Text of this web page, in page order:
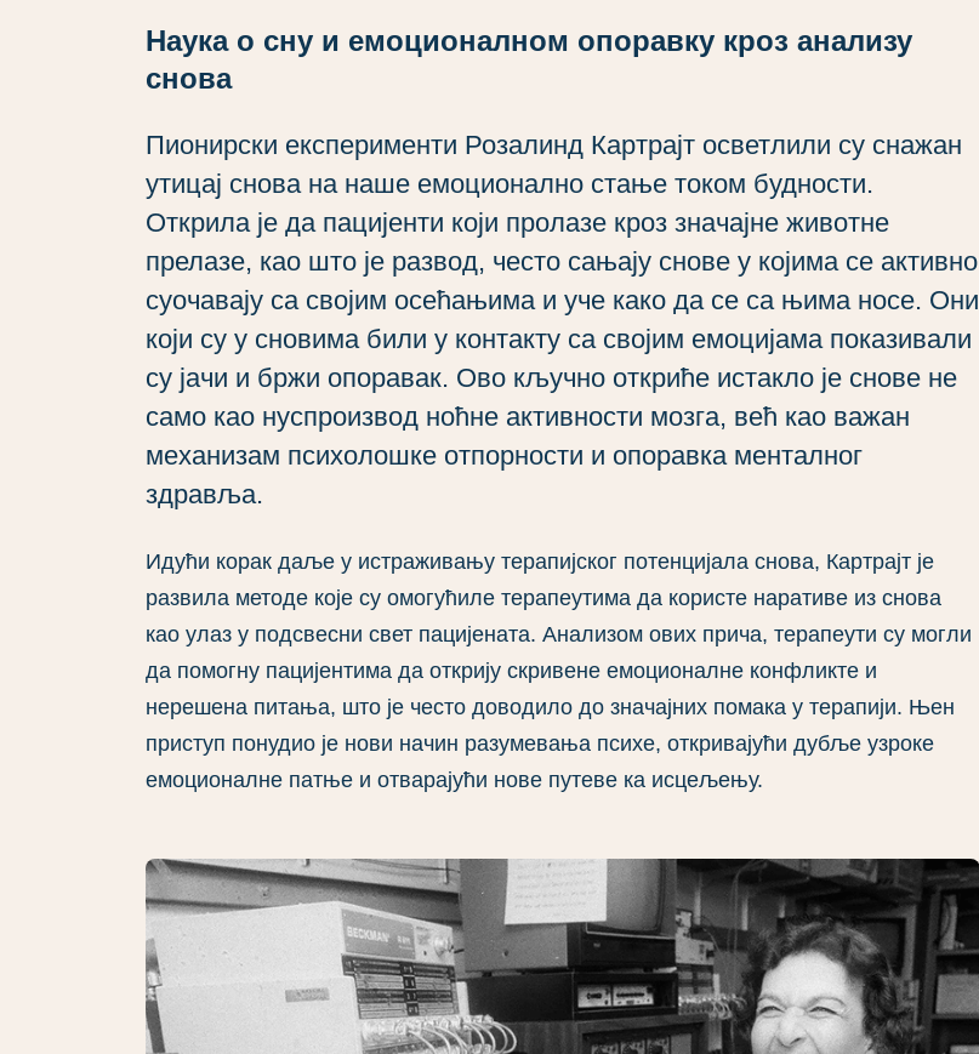
Наука о сну и емоционалном опоравку кроз анализу
снова
Пионирски експерименти Розалинд Картрајт осветлили су снажан
утицај снова на наше емоционално стање током будности.
Открила је да пацијенти који пролазе кроз значајне животне
прелазе, као што је развод, често сањају снове у којима се активно
суочавају са својим осећањима и уче како да се са њима носе. Они
који су у сновима били у контакту са својим емоцијама показивали
су јачи и бржи опоравак. Ово кључно откриће истакло је снове не
само као нуспроизвод ноћне активности мозга, већ као важан
механизам психолошке отпорности и опоравка менталног
здравља.
Идући корак даље у истраживању терапијског потенцијала снова, Картрајт је
развила методе које су омогућиле терапеутима да користе наративе из снова
као улаз у подсвесни свет пацијената. Анализом ових прича, терапеути су могли
да помогну пацијентима да открију скривене емоционалне конфликте и
нерешена питања, што је често доводило до значајних помака у терапији. Њен
приступ понудио је нови начин разумевања психе, откривајући дубље узроке
емоционалне патње и отварајући нове путеве ка исцељењу.